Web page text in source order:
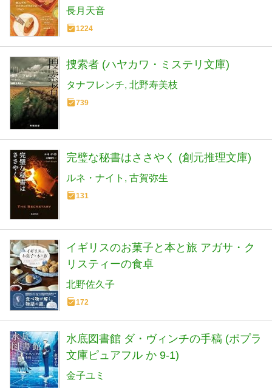
長月天音
1224
捜索者 (ハヤカワ・ミステリ文庫)
タナフレンチ 北野寿美枝
739
完璧な秘書はささやく (創元推理文庫)
ルネ・ナイト 古賀弥生
131
イギリスのお菓子と本と旅 アガサ・ク
リスティーの食卓
北野佐久子
172
水底図書館 ダ・ヴィンチの手稿 (ポプラ
文庫ピュアフル か 9-1)
金子ユミ